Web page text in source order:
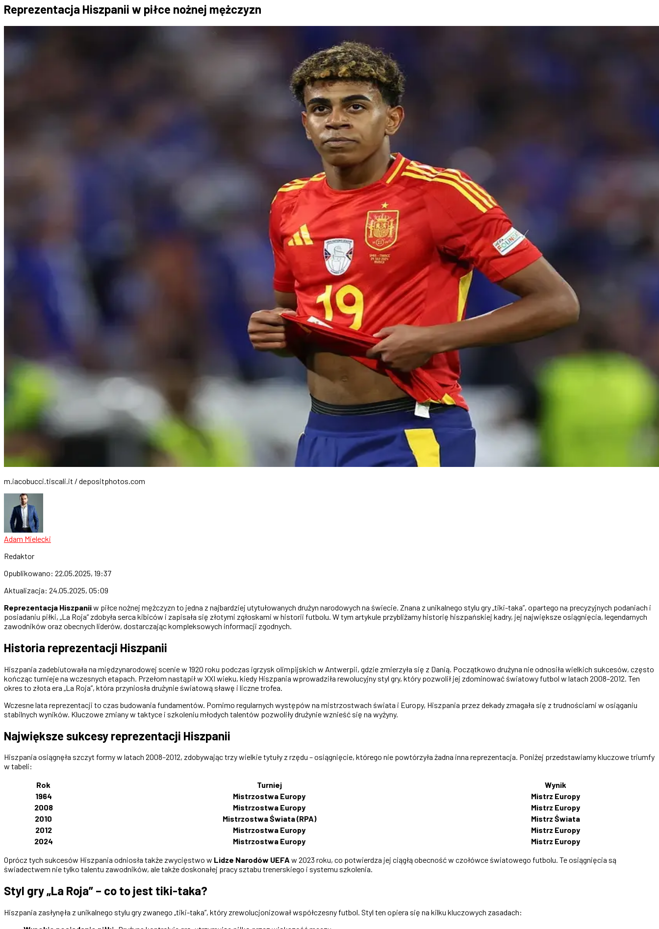
Reprezentacja Hiszpanii w piłce nożnej mężczyzn
m.iacobucci.tiscali.it / depositphotos.com
Adam Mielecki
Redaktor
Opublikowano: 22.05.2025, 19:37
Aktualizacja: 24.05.2025, 05:09
Reprezentacja Hiszpaniiw piłce nożnej mężczyzn to jedna z najbardziej utytułowanych drużyn narodowych na świecie. Znana z unikalnego stylu gry „tiki-taka”, opartego na precyzyjnych podaniach i
posiadaniu piłki, „La Roja” zdobyła serca kibiców i zapisała się złotymi zgłoskami w historii futbolu. W tym artykule przybliżamy historię hiszpańskiej kadry, jej największe osiągnięcia, legendarnych
zawodników oraz obecnych liderów, dostarczając kompleksowych informacji zgodnych.
Historia reprezentacji Hiszpanii
Hiszpania zadebiutowała na międzynarodowej scenie w 1920 roku podczas igrzysk olimpijskich w Antwerpii, gdzie zmierzyła się z Danią. Początkowo drużyna nie odnosiła wielkich sukcesów, często
kończąc turnieje na wczesnych etapach. Przełom nastąpił w XXI wieku, kiedy Hiszpania wprowadziła rewolucyjny styl gry, który pozwolił jej zdominować światowy futbol w latach 2008–2012. Ten
okres to złota era „La Roja”, która przyniosła drużynie światową sławę i liczne trofea.
Wczesne lata reprezentacji to czas budowania fundamentów. Pomimo regularnych występów na mistrzostwach świata i Europy, Hiszpania przez dekady zmagała się z trudnościami w osiąganiu
stabilnych wyników. Kluczowe zmiany w taktyce i szkoleniu młodych talentów pozwoliły drużynie wznieść się na wyżyny.
Największe sukcesy reprezentacji Hiszpanii
Hiszpania osiągnęła szczyt formy w latach 2008–2012, zdobywając trzy wielkie tytuły z rzędu – osiągnięcie, którego nie powtórzyła żadna inna reprezentacja. Poniżej przedstawiamy kluczowe triumfy
w tabeli:
Rok
Turniej
Wynik
1964
Mistrzostwa Europy
Mistrz Europy
2008
Mistrzostwa Europy
Mistrz Europy
2010
Mistrzostwa Świata (RPA)
Mistrz Świata
2012
Mistrzostwa Europy
Mistrz Europy
2024
Mistrzostwa Europy
Mistrz Europy
Oprócz tych sukcesów Hiszpania odniosła także zwycięstwo w Lidze Narodów UEFA w 2023 roku, co potwierdza jej ciągłą obecność w czołówce światowego futbolu. Te osiągnięcia są
świadectwem nie tylko talentu zawodników, ale także doskonałej pracy sztabu trenerskiego i systemu szkolenia.
Styl gry „La Roja” – co to jest tiki-taka?
Hiszpania zasłynęła z unikalnego stylu gry zwanego „tiki-taka”, który zrewolucjonizował współczesny futbol. Styl ten opiera się na kilku kluczowych zasadach: